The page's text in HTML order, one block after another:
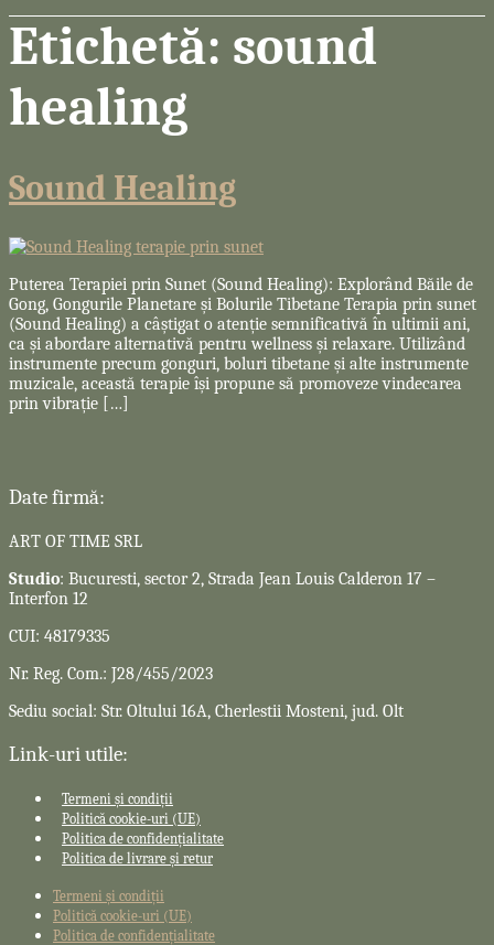
Etichetă: sound
healing
Sound Healing
Puterea Terapiei prin Sunet (Sound Healing): Explorând Băile de
Gong, Gongurile Planetare și Bolurile Tibetane Terapia prin sunet
(Sound Healing) a câștigat o atenție semnificativă în ultimii ani,
ca și abordare alternativă pentru wellness și relaxare. Utilizând
instrumente precum gonguri, boluri tibetane și alte instrumente
muzicale, această terapie își propune să promoveze vindecarea
prin vibrație […]
Date firmă:
ART OF TIME SRL
Studio: Bucuresti, sector 2, Strada Jean Louis Calderon 17 –
Interfon 12
CUI: 48179335
Nr. Reg. Com.: J28/455/2023
Sediu social: Str. Oltului 16A, Cherlestii Mosteni, jud. Olt
Link-uri utile:
Termeni și condiții
Politică cookie-uri (UE)
Politica de confidențialitate
Politica de livrare și retur
Termeni și condiții
Politică cookie-uri (UE)
Politica de confidențialitate